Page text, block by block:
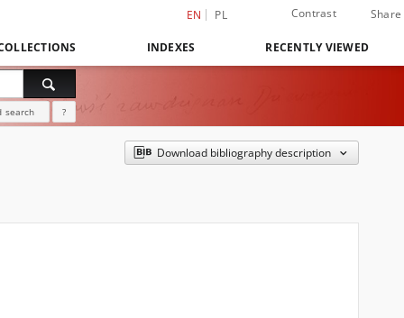
EN PL Contrast Share
INDEXES RECENTLY VIEWED
search ?
Download bibliography description